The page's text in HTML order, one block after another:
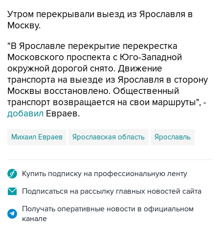
Утром перекрывали выезд из Ярославля в
Москву.
"В Ярославле перекрытие перекрестка
Московского проспекта с Юго-Западной
окружной дорогой снято. Движение
транспорта на выезде из Ярославля в сторону
Москвы восстановлено. Общественный
транспорт возвращается на свои маршруты", -
добавил Евраев.
Михаил Евраев Ярославская область Ярославль
Купить подписку на профессиональную ленту
Подписаться на рассылку главных новостей сайта
Получать оперативные новости в официальном
канале